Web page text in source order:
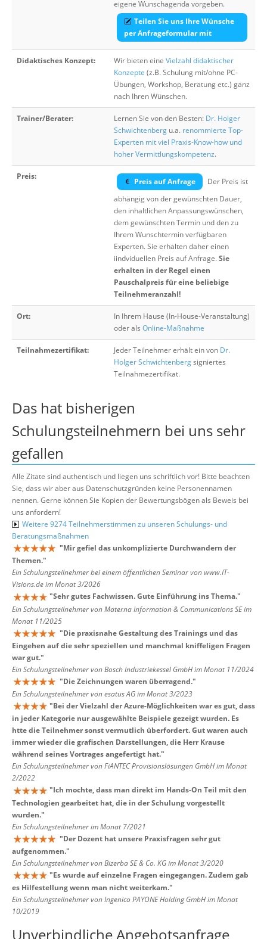
eigene Wunschagenda vorgeben.
Teilen Sie uns Ihre Wünsche
per Anfrageformular mit
Didaktisches Konzept: Wir bieten eine Vielzahl didaktischer
Konzepte (z.B. Schulung mit/ohne PC-
Übungen, Workshop, Beratung etc.) ganz
nach Ihren Wünschen.
Trainer/Berater: Lernen Sie von den Besten: Dr. Holger
Schwichtenberg u.a. renommierte Top-
Experten mit viel Praxis-Know-how und
hoher Vermittlungskompetenz.
Preis:
Preis auf Anfrage
Der Preis ist
abhängig von der gewünschten Dauer,
den inhaltlichen Anpassungswünschen,
dem gewünschten Termin und den zu
Ihrem Wunschtermin verfügbaren
Experten. Sie erhalten daher einen
iindviduellen Preis auf Anfrage.Sie
erhalten in der Regel einen
Pauschalpreis für eine beliebige
Teilnehmeranzahl!
Ort:
In Ihrem Hause (In-House-Veranstaltung)
oder als Online-Maßnahme
Teilnahmezertifikat: Jeder Teilnehmer erhält ein von Dr.
Holger Schwichtenbergsigniertes
Teilnahmezertifikat.
Das hat bisherigen
Schulungsteilnehmern bei uns sehr
gefallen
Alle Zitate sind authentisch und liegen uns schriftlich vor! Bitte beachten
Sie, dass wir aber aus Datenschutzgründen keine Personennamen
nennen. Gerne können Sie Kopien der Bewertungsbögen als Beweis bei
uns anfordern!
Weitere 9274 Teilnehmerstimmen zu unseren Schulungs- und
Beratungsmaßnahmen
"Mir gefiel das unkomplizierte Durchwandern der
Themen."
Ein Schulungsteilnehmer bei einem öffentlichen Seminar von www.IT-
Visions.de im Monat 3/2026
"Sehr gutes Fachwissen. Gute Einführung ins Thema."
Ein Schulungsteilnehmer von Materna Information & Communications SE im
Monat 11/2025
"Die praxisnahe Gestaltung des Trainings und das
Eingehen auf die sehr speziellen und manchmal kniffeligen Fragen
war gut."
Ein Schulungsteilnehmer von Bosch Industriekessel GmbH im Monat 11/2024
"Die Zeichnungen waren überragend."
Ein Schulungsteilnehmer von esatus AG im Monat 3/2023
"Bei der Vielzahl der Azure-Möglichkeiten war es gut, dass
in jeder Kategorie nur ausgewählte Beispiele gezeigt wurden. Es
htte die Teilnehmer sonst vermutlich überfordert. Gut waren auch
immer wieder die grafischen Darstellungen, die Herr Krause
während seines Vortrages angefertigt hat."
Ein Schulungsteilnehmer von FiANTEC Provisionslösungen GmbH im Monat
2/2022
"Ich mochte, dass man direkt im Hands-On Teil mit den
Technologien gearbeitet hat, die in der Schulung vorgestellt
wurden."
Ein Schulungsteilnehmer im Monat 7/2021
"Der Dozent hat unsere Praxisfragen sehr gut
aufgenommen."
Ein Schulungsteilnehmer von Bizerba SE & Co. KG im Monat 3/2020
"Es wurde auf einzelne Fragen eingegangen. Zudem gab
es Hilfestellung wenn man nicht weiterkam."
Ein Schulungsteilnehmer von Ingenico PAYONE Holding GmbH im Monat
10/2019
Unverbindliche Angebotsanfrage